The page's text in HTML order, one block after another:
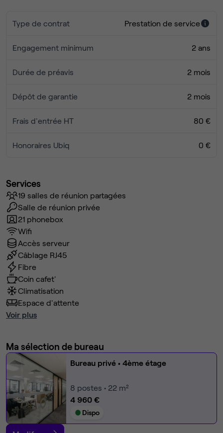
Type de contrat Prestation de service
Engagement minimum 2 ans
Durée de préavis 2 mois
Dépôt de garantie 2 mois
Frais d'entrée HT 80 €
Honoraires Ubiq 0 €
Services
19 salles de réunion partagées
Salle de réunion privée
21 phonebox
Wifi
Accès serveur
Câblage RJ45
Fibre
Coin cafet'
Climatisation
Espace d'attente
Voir plus
Ma sélection de bureau
Bureau privé • 4ème étage
8 postes • 22 m²
4 960 €
Dispo